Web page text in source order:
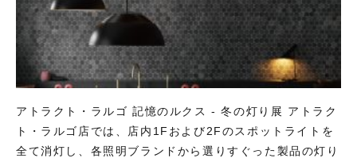
アトラクト・ラルゴ 記憶のルクス - 冬の灯り展 アトラク
ト・ラルゴ店では、店内1Fおよび2Fのスポットライトを
全て消灯し、各照明ブランドから選りすぐった製品の灯り